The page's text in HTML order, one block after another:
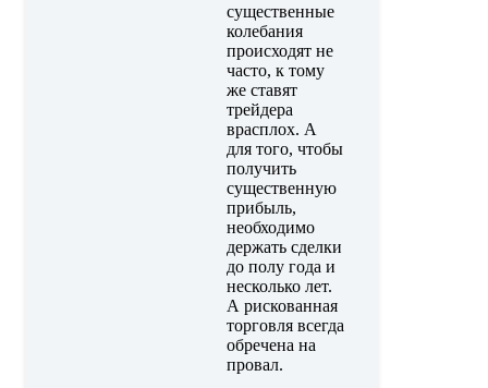
существенные
колебания
происходят не
часто, к тому
же ставят
трейдера
врасплох. А
для того, чтобы
получить
существенную
прибыль,
необходимо
держать сделки
до полу года и
несколько лет.
А рискованная
торговля всегда
обречена на
провал.